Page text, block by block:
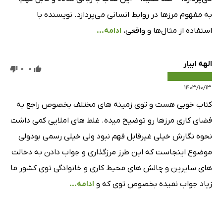
به مفهوم مرزها در روابط انسانی می‌پردازد. نویسنده با
استفاده از مثال‌ها و واقعی، ادامه...
الهه ابیار
۱۴۰۳/۱۰/۱۳
0
0
کتاب خوبی هست و توی زمینه های مختلف بخصوص راجع به
فضای کاری مرزها رو توضیح میده. غلط های املایی کمی داشت
نحوه نگارش خیلی غیرقابل فهم نبود ولی خیلی رسمی بودولی
موضوع اینجاست که این طرز مرزگذاری و جواب دادن به دخالت
های سایرین و چالش های محیط کاری و خانوادگی توی کشور ما
زیاد جواب نمیده بخصوص توی که و ادامه...